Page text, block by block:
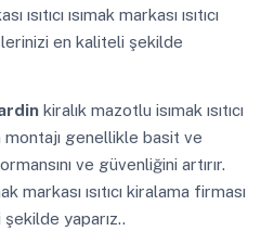
ısımak markası ısıtıcı
en kaliteli şekilde
kiralık mazotlu isımak ısıtıcı
montajı genellikle basit ve
ve güvenliğini artırır.
markası ısıtıcı kiralama firması
yaparız..